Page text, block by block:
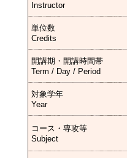
Instructor
単位数
Credits
開講期・開講時間帯
Term / Day / Period
対象学年
Year
コース・専攻等
Subject